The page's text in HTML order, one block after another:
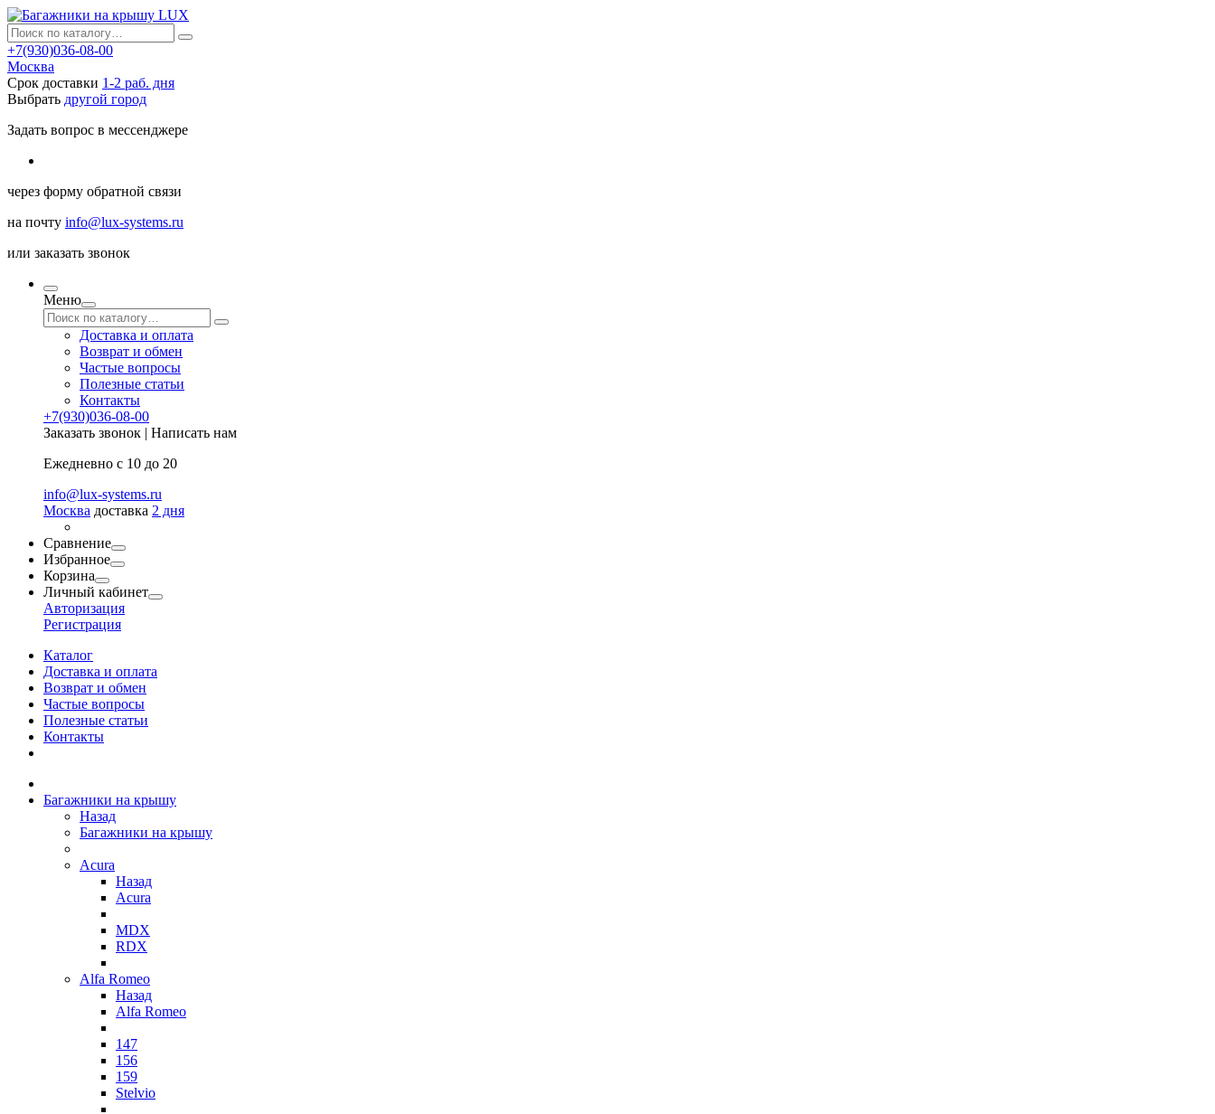
+7(930)036-08-00
Москва
Срок доставки 1-2 раб. дня
Выбрать другой город
Задать вопрос в мессенджере
через форму обратной связи
на почту info@lux-systems.ru
или заказать звонок
Меню
Доставка и оплата
Возврат и обмен
Частые вопросы
Полезные статьи
Контакты
+7(930)036-08-00
Заказать звонок | Написать нам
Ежедневно с 10 до 20
info@lux-systems.ru
Москва доставка 2 дня
Сравнение
Избранное
Корзина
Личный кабинет
Авторизация
Регистрация
Каталог
Доставка и оплата
Возврат и обмен
Частые вопросы
Полезные статьи
Контакты
Багажники на крышу
Назад
Багажники на крышу
Acura
Назад
Acura
MDX
RDX
Alfa Romeo
Назад
Alfa Romeo
147
156
159
Stelvio